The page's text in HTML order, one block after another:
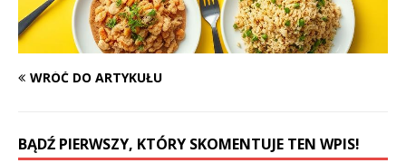
WRÓĆ DO ARTYKUŁU
BĄDŹ PIERWSZY, KTÓRY SKOMENTUJE TEN WPIS!